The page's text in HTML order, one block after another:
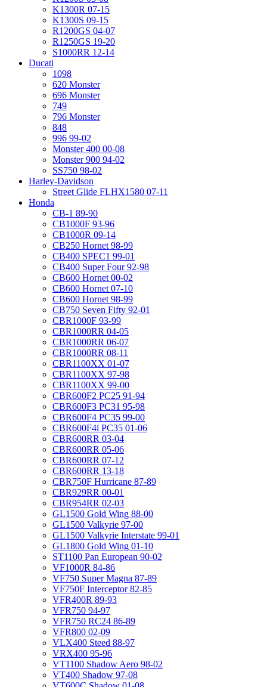
K1300R 07-15
K1300S 09-15
R1200GS 04-07
R1250GS 19-20
S1000RR 12-14
Ducati
1098
620 Monster
696 Monster
749
796 Monster
848
996 99-02
Monster 400 00-08
Monster 900 94-02
SS750 98-02
Harley-Davidson
Street Glide FLHX1580 07-11
Honda
CB-1 89-90
CB1000F 93-96
CB1000R 09-14
CB250 Hornet 98-99
CB400 SPEC1 99-01
CB400 Super Four 92-98
CB600 Hornet 00-02
CB600 Hornet 07-10
CB600 Hornet 98-99
CB750 Seven Fifty 92-01
CBR1000F 93-99
CBR1000RR 04-05
CBR1000RR 06-07
CBR1000RR 08-11
CBR1100XX 01-07
CBR1100XX 97-98
CBR1100XX 99-00
CBR600F2 PC25 91-94
CBR600F3 PC31 95-98
CBR600F4 PC35 99-00
CBR600F4i PC35 01-06
CBR600RR 03-04
CBR600RR 05-06
CBR600RR 07-12
CBR600RR 13-18
CBR750F Hurricane 87-89
CBR929RR 00-01
CBR954RR 02-03
GL1500 Gold Wing 88-00
GL1500 Valkyrie 97-00
GL1500 Valkyrie Interstate 99-01
GL1800 Gold Wing 01-10
ST1100 Pan European 90-02
VF1000R 84-86
VF750 Super Magna 87-89
VF750F Interceptor 82-85
VFR400R 89-93
VFR750 94-97
VFR750 RC24 86-89
VFR800 02-09
VLX400 Steed 88-97
VRX400 95-96
VT1100 Shadow Aero 98-02
VT400 Shadow 97-08